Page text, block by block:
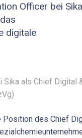
Officer bei Sika
digitale
Sika als Chief Digital
Position des Chief